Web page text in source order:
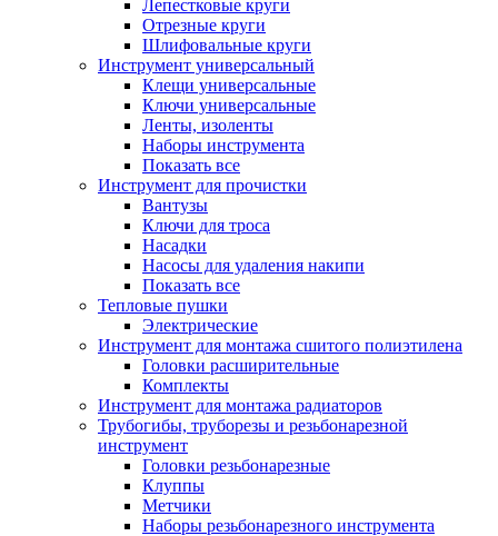
Лепестковые круги
Отрезные круги
Шлифовальные круги
Инструмент универсальный
Клещи универсальные
Ключи универсальные
Ленты, изоленты
Наборы инструмента
Показать все
Инструмент для прочистки
Вантузы
Ключи для троса
Насадки
Насосы для удаления накипи
Показать все
Тепловые пушки
Электрические
Инструмент для монтажа сшитого полиэтилена
Головки расширительные
Комплекты
Инструмент для монтажа радиаторов
Трубогибы, труборезы и резьбонарезной
инструмент
Головки резьбонарезные
Клуппы
Метчики
Наборы резьбонарезного инструмента